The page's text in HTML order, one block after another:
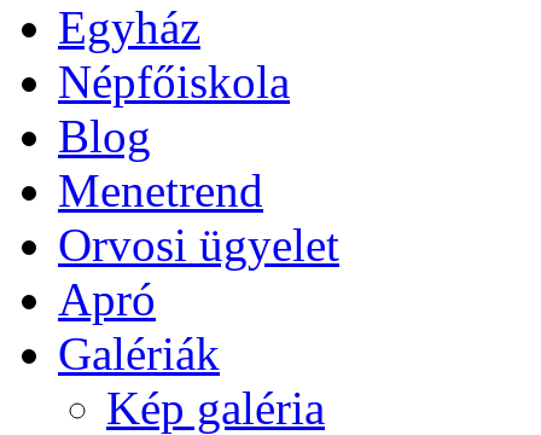
Egyház
Népfőiskola
Blog
Menetrend
Orvosi ügyelet
Apró
Galériák
Kép galéria